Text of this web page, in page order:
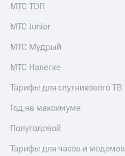
МТС ТОП
МТС Junior
МТС Мудрый
МТС Налегке
Тарифы для спутникового ТВ
Год на максимуме
Полугодовой
Тарифы для часов и модемов